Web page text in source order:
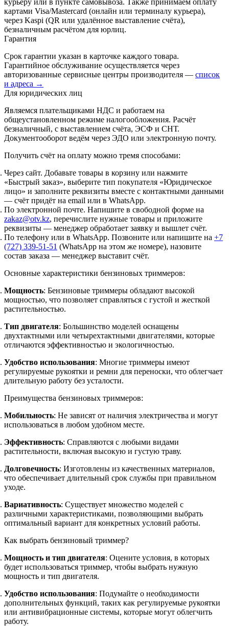
картами Visa/Mastercard (онлайн или терминалу курьера),
через Kaspi (QR или удалённое выставление счёта),
безналичным расчётом для юрлиц.
Гарантия
Срок гарантии указан в карточке каждого товара.
Гарантийное обслуживание осуществляется через
авторизованные сервисные центры производителя — список
и адреса →
Для юридических лиц
Являемся плательщиками НДС и работаем на
общеустановленном режиме налогообложения. Расчёт
безналичный, с выставлением счёта, ЭСФ и СНТ.
Документооборот ведём через ЭДО или электронную почту.
Получить счёт на оплату можно тремя способами:
Через сайт. Добавьте товары в корзину или нажмите
«Быстрый заказ», выберите тип покупателя «Юридическое
лицо» и заполните реквизиты вместе с контактными данными
— счёт придёт на email или в WhatsApp.
По электронной почте. Напишите в свободной форме на
zakaz@otv.kz, перечислите нужные товары и приложите
реквизиты — менеджер обработает заявку и вышлет счёт.
По телефону или в WhatsApp. Позвоните или напишите на +7
(727) 339-51-51 (WhatsApp на этом же номере), назовите
состав заказа — менеджер выставит счёт.
Основные характеристики бензиновых триммеров:
Мощность: Бензиновые триммеры обладают высокой
мощностью, что позволяет справляться с густой и жесткой
растительностью.
Тип двигателя: Большинство моделей оснащены
двухтактными или четырехтактными двигателями, которые
отличаются эффективностью и экологичностью.
Удобство использования: Многие триммеры имеют
регулируемые рукоятки и ремни для переноски, что облегчает
длительную работу без усталости.
Преимущества бензиновых триммеров:
Мобильность: Не зависят от наличия электричества и могут
использоваться в любом удобном месте.
Эффективность: Справляются с любыми видами
растительности, включая высокую и густую траву.
Долговечность: Изготовлены из качественных материалов,
что обеспечивает длительный срок службы при правильном
уходе.
Вариативность: Существует множество моделей с
различными характеристиками, позволяющими выбрать
оптимальный вариант для конкретных условий работы.
Как выбрать бензиновый триммер?
Мощность и тип двигателя: Оцените условия, в которых
будет использоваться триммер, чтобы выбрать нужную
мощность и тип двигателя.
Удобство использования: Подумайте о необходимости
дополнительных функций, таких как регулируемые рукоятки
или антивибрационные системы, которые могут облегчить
работу.